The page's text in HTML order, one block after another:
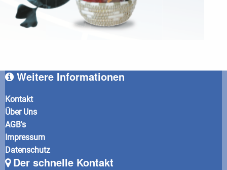
Weitere Informationen
Kontakt
Über Uns
AGB's
Impressum
Datenschutz
Der schnelle Kontakt